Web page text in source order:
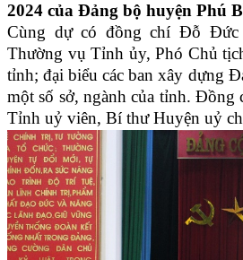
2024 của Đảng bộ huyện Phú
Cùng dự có đồng chí Đỗ Đức
Thường vụ Tỉnh ủy, Phó Chủ
tỉnh; đại biểu các ban xây dựng
một số sở, ngành của tỉnh. Đồng
Tỉnh uỷ viên, Bí thư Huyện uỷ